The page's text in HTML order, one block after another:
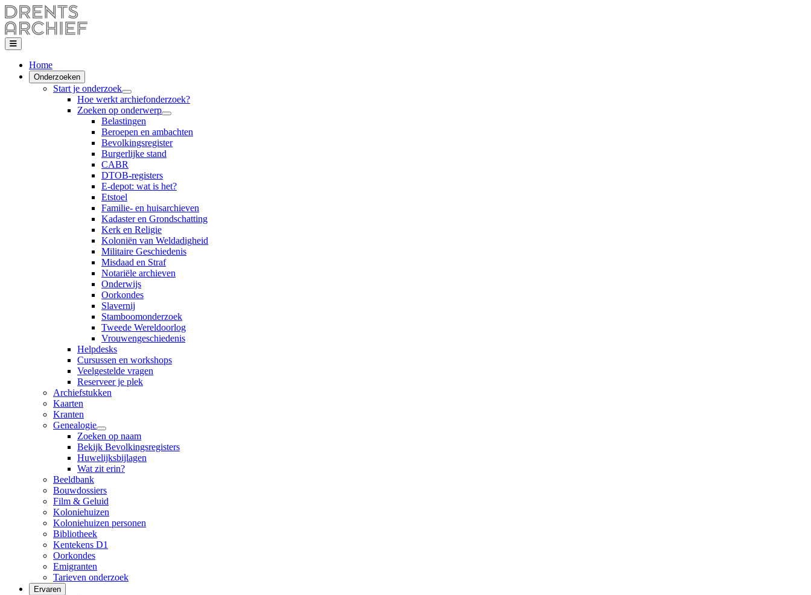
Home
Onderzoeken
Start je onderzoek
Hoe werkt archiefonderzoek?
Zoeken op onderwerp
Belastingen
Beroepen en ambachten
Bevolkingsregister
Burgerlijke stand
CABR
DTOB-registers
E-depot: wat is het?
Etstoel
Familie- en huisarchieven
Kadaster en Grondschatting
Kerk en Religie
Koloniën van Weldadigheid
Militaire Geschiedenis
Misdaad en Straf
Notariële archieven
Onderwijs
Oorkondes
Slavernij
Stamboomonderzoek
Tweede Wereldoorlog
Vrouwengeschiedenis
Helpdesks
Cursussen en workshops
Veelgestelde vragen
Reserveer je plek
Archiefstukken
Kaarten
Kranten
Genealogie
Zoeken op naam
Bekijk Bevolkingsregisters
Huwelijksbijlagen
Wat zit erin?
Beeldbank
Bouwdossiers
Film & Geluid
Koloniehuizen
Koloniehuizen personen
Bibliotheek
Kentekens D1
Oorkondes
Emigranten
Tarieven onderzoek
Ervaren